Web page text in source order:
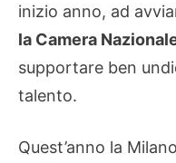
inizio anno, ad
la Camera
supportare ben
talento.
Quest’anno la